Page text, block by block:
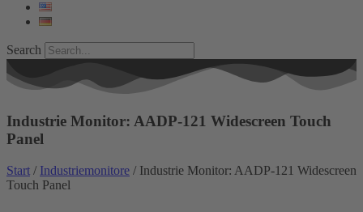
Search
Industrie Monitor: AADP-121 Widescreen Touch
Panel
Start / Industriemonitore / Industrie Monitor: AADP-121 Widescreen
Touch Panel